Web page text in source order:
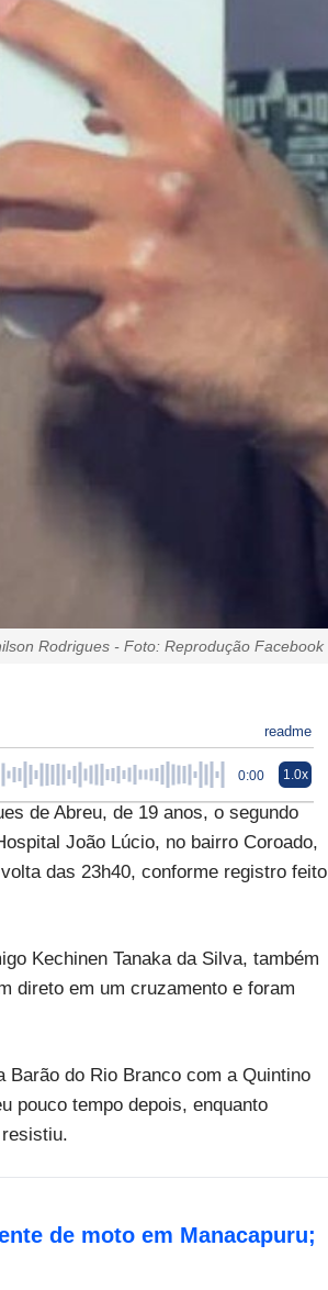
Rodrigues - Foto: Reprodução Facebook
readme
0:00 1.0x
de Abreu, de 19 anos, o segundo
João Lúcio, no bairro Coroado,
das 23h40, conforme registro feito
Kechinen Tanaka da Silva, também
direto em um cruzamento e foram
Barão do Rio Branco com a Quintino
pouco tempo depois, enquanto
de moto em Manacapuru;